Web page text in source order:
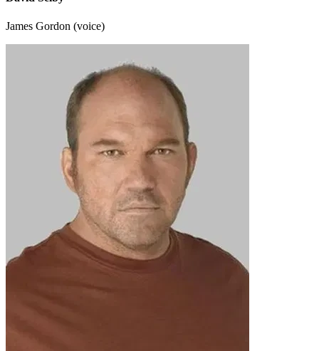
James Gordon (voice)